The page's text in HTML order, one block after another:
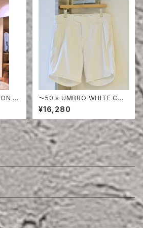
P
〜50's UMBRO WHITE COT
TON SHORTS
¥16,280